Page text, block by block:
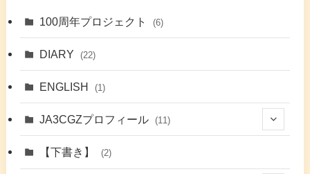
100周年プロジェクト (6)
DIARY (22)
ENGLISH (1)
JA3CGZプロフィール (11)
【下書き】 (2)